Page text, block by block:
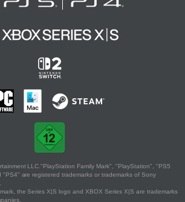
LLC."PlayStation Family Mark", "PlayStation", "PS5
are registered trademarks or trademarks of Sony
the Series X|S logo and XBOX Series X|S are trademarks